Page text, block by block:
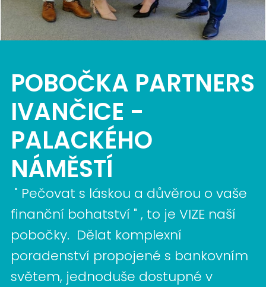
POBOČKA PARTNERS
IVANČICE -
PALACKÉHO
NÁMĚSTÍ
" Pečovat s láskou a důvěrou o vaše
finanční bohatství " , to je VIZE naší
pobočky. Dělat komplexní
poradenství propojené s bankovním
světem, jednoduše dostupné v